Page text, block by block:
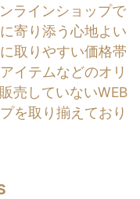
ラインショップで
寄り添う心地よい
取りやすい価格帯
イテムなどのオリ
売していないWEB
を取り揃えており